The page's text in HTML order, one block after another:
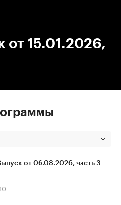
от 15.01.2026,
от 06.08.2026, часть 3